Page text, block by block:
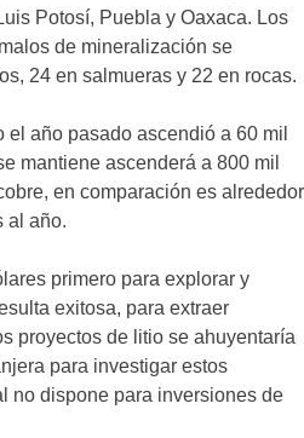
Potosí, Puebla y Oaxaca. Los
de mineralización se
24 en salmueras y 22 en rocas.
año pasado ascendió a 60 mil
mantiene ascenderá a 800 mil
en comparación es alrededor
al año.
primero para explorar y
exitosa, para extraer
proyectos de litio se ahuyentaría
para investigar estos
no dispone para inversiones de